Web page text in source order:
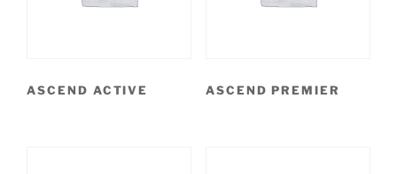
ASCEND ACTIVE ASCEND PREMIER